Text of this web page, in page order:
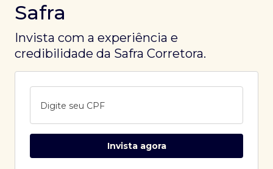
Safra
Invista com a experiência e
credibilidade da Safra Corretora.
Digite seu CPF
Invista agora